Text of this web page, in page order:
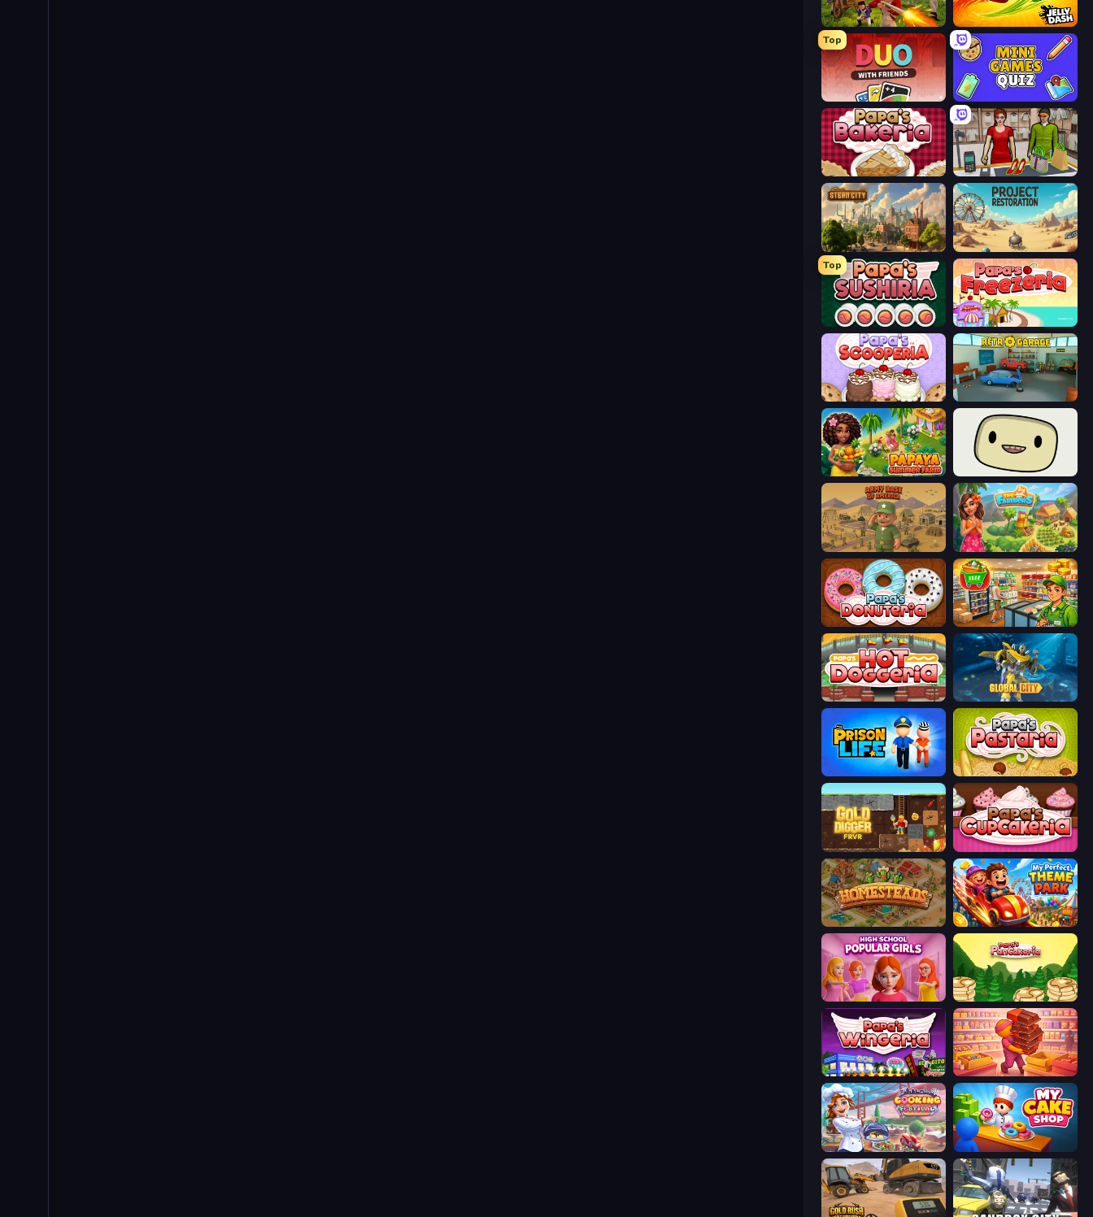
Redcoats.io Jelly Dash
Top
DUO With Friends Mini Games Quiz
Papa's Bakeria Shop Master 3D
Steam City Project Restoration
Top
Papa's Sushiria Papa's Freezeria
Papa's Scooperia
Papaya Summer Farm SuperWEIRD
Army Base Of America The Farmers
Papa's Donuteria Supermarket Simulator: Desert
Papa's Hot Doggeria Global City
Prison Life Papa's Pastaria
Gold Digger FRVR Papas Cupcakeria
Homesteads: Dream Farm My Perfect Theme Park
Papa's Pancakeria
Papa's Wingeria Candy Packing Store
Cooking Festival My Cake Shop